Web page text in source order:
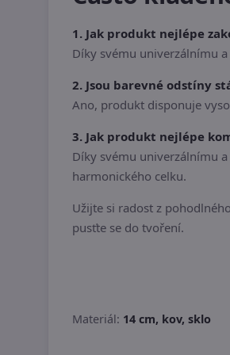
1. Jak produkt nejlépe
Díky svému univerzálnímu
2. Jsou barevné odstíny
Ano, produkt disponuje
3. Jak produkt nejlépe
Díky svému univerzálnímu
harmonického celku.
Užijte si radost z
pusťte se do tvoření.
Materiál: 14 cm, kov, sklo